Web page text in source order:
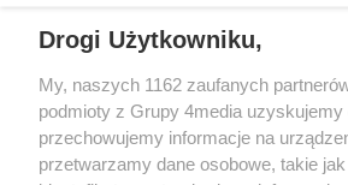
Drogi Użytkowniku,
My, naszych 1162 zaufanych
podmioty z Grupy 4media uzyskujemy
przechowujemy informacje na
przetwarzamy dane osobowe, takie